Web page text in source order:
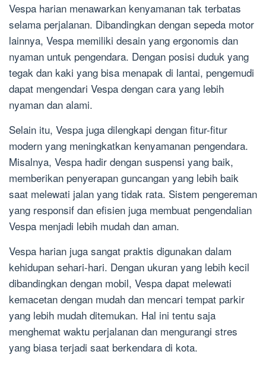
Vespa harian menawarkan kenyamanan tak terbatas
selama perjalanan. Dibandingkan dengan sepeda motor
lainnya, Vespa memiliki desain yang ergonomis dan
nyaman untuk pengendara. Dengan posisi duduk yang
tegak dan kaki yang bisa menapak di lantai, pengemudi
dapat mengendari Vespa dengan cara yang lebih
nyaman dan alami.
Selain itu, Vespa juga dilengkapi dengan fitur-fitur
modern yang meningkatkan kenyamanan pengendara.
Misalnya, Vespa hadir dengan suspensi yang baik,
memberikan penyerapan guncangan yang lebih baik
saat melewati jalan yang tidak rata. Sistem pengereman
yang responsif dan efisien juga membuat pengendalian
Vespa menjadi lebih mudah dan aman.
Vespa harian juga sangat praktis digunakan dalam
kehidupan sehari-hari. Dengan ukuran yang lebih kecil
dibandingkan dengan mobil, Vespa dapat melewati
kemacetan dengan mudah dan mencari tempat parkir
yang lebih mudah ditemukan. Hal ini tentu saja
menghemat waktu perjalanan dan mengurangi stres
yang biasa terjadi saat berkendara di kota.